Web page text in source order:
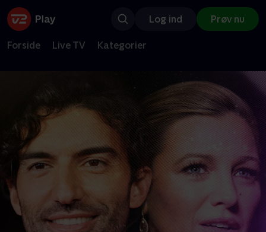
Log ind Prøv nu
Forside Live TV Kategorier